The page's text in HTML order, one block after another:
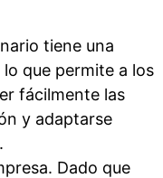
tiene una
que permite a los
fácilmente las
y adaptarse
Dado que